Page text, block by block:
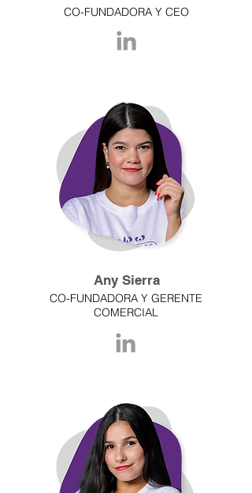
CO-FUNDADORA Y CEO
Any Sierra
CO-FUNDADORA Y GERENTE
COMERCIAL